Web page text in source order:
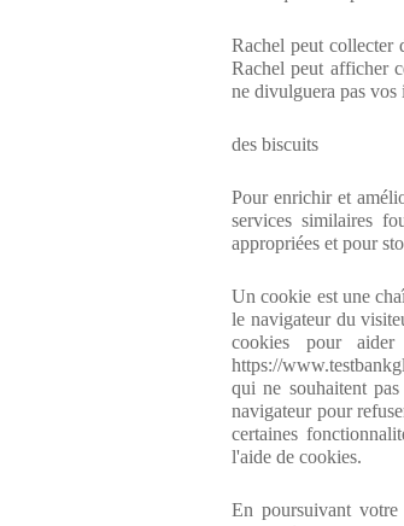
Rachel peut collecter
Rachel peut afficher
ne divulguera pas
des biscuits
Pour enrichir et
services similaires
appropriées et pour
Un cookie est une
le navigateur du
cookies pour
https://
qui ne souhaitent
navigateur pour
certaines
l'aide de cookies.
En poursuivant